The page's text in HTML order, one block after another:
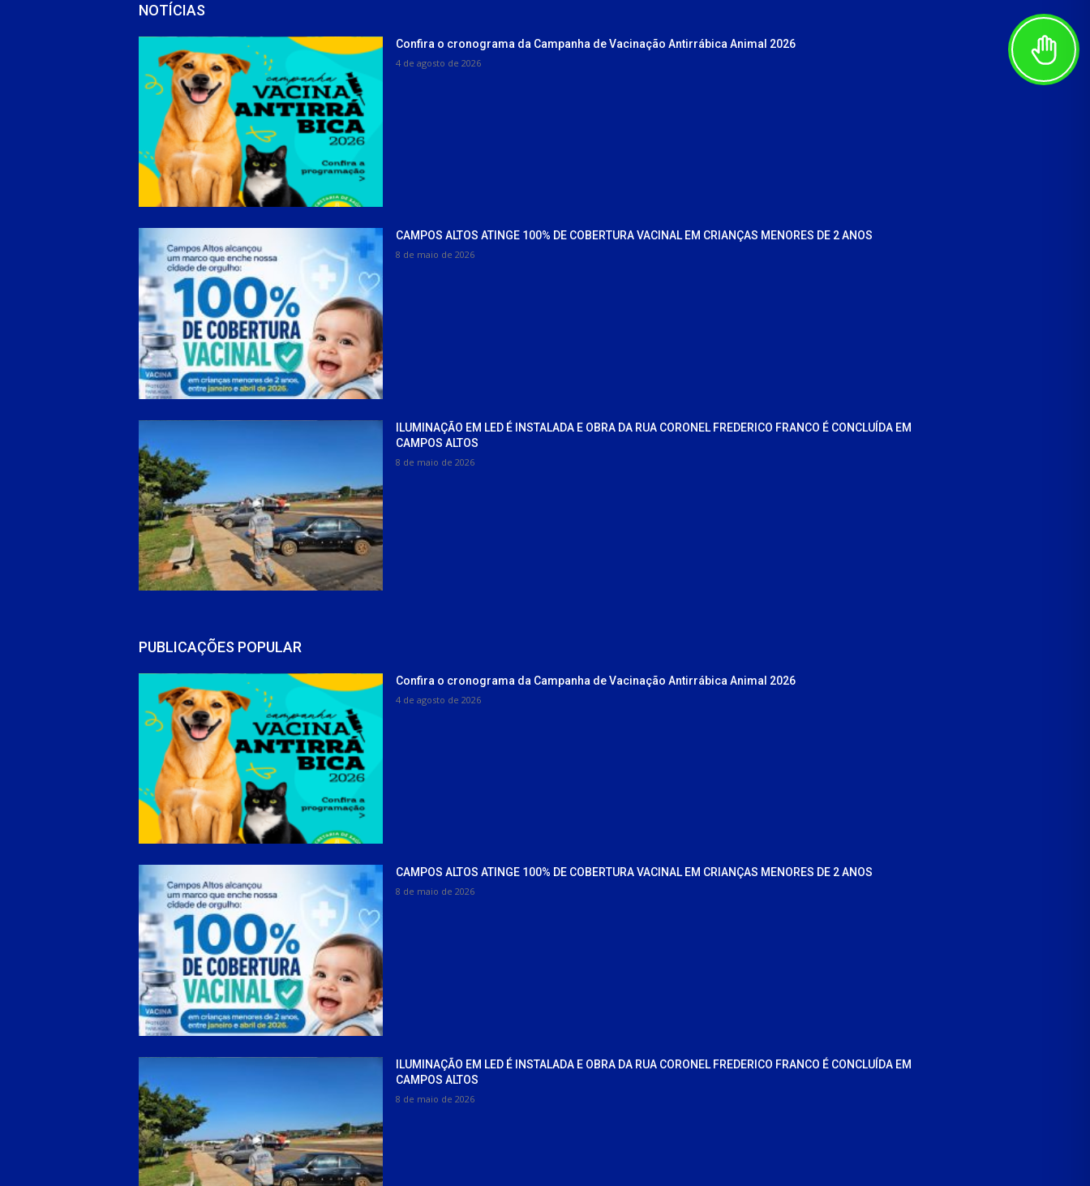
NOTÍCIAS
Confira o cronograma da Campanha de Vacinação Antirrábica Animal 2026
4 de agosto de 2026
CAMPOS ALTOS ATINGE 100% DE COBERTURA VACINAL EM CRIANÇAS MENORES DE 2 ANOS
8 de maio de 2026
ILUMINAÇÃO EM LED É INSTALADA E OBRA DA RUA CORONEL FREDERICO FRANCO É CONCLUÍDA EM
CAMPOS ALTOS
8 de maio de 2026
PUBLICAÇÕES POPULAR
Confira o cronograma da Campanha de Vacinação Antirrábica Animal 2026
4 de agosto de 2026
CAMPOS ALTOS ATINGE 100% DE COBERTURA VACINAL EM CRIANÇAS MENORES DE 2 ANOS
8 de maio de 2026
ILUMINAÇÃO EM LED É INSTALADA E OBRA DA RUA CORONEL FREDERICO FRANCO É CONCLUÍDA EM
CAMPOS ALTOS
8 de maio de 2026